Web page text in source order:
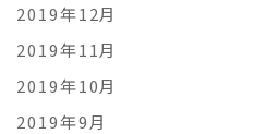
2019年12月
2019年11月
2019年10月
2019年9月